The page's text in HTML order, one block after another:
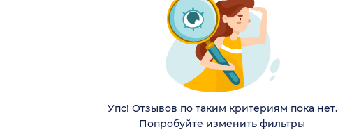
Упс! Отзывов по таким критериям пока нет.
Попробуйте изменить фильтры